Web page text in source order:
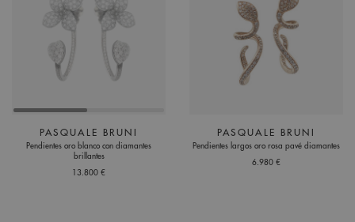
PASQUALE BRUNI
Pendientes oro blanco con diamantes
brillantes
13.800 €
PASQUALE BRUNI
Pendientes largos oro rosa pavé diamantes
6.980 €